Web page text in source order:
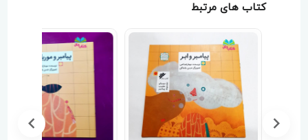
کتاب های مرتبط